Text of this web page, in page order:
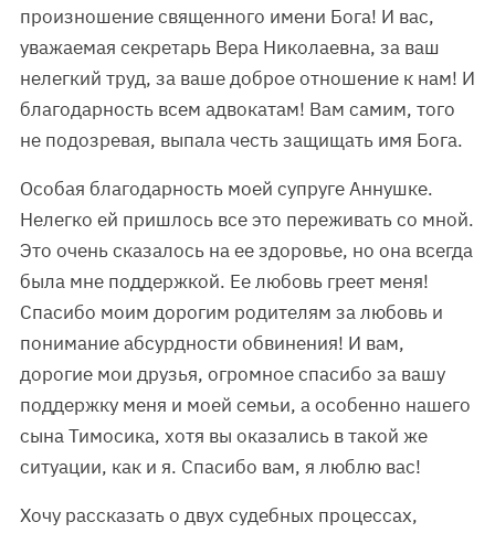
произношение священного имени Бога! И вас,
уважаемая секретарь Вера Николаевна, за ваш
нелегкий труд, за ваше доброе отношение к нам! И
благодарность всем адвокатам! Вам самим, того
не подозревая, выпала честь защищать имя Бога.
Особая благодарность моей супруге Аннушке.
Нелегко ей пришлось все это переживать со мной.
Это очень сказалось на ее здоровье, но она всегда
была мне поддержкой. Ее любовь греет меня!
Спасибо моим дорогим родителям за любовь и
понимание абсурдности обвинения! И вам,
дорогие мои друзья, огромное спасибо за вашу
поддержку меня и моей семьи, а особенно нашего
сына Тимосика, хотя вы оказались в такой же
ситуации, как и я. Спасибо вам, я люблю вас!
Хочу рассказать о двух судебных процессах,